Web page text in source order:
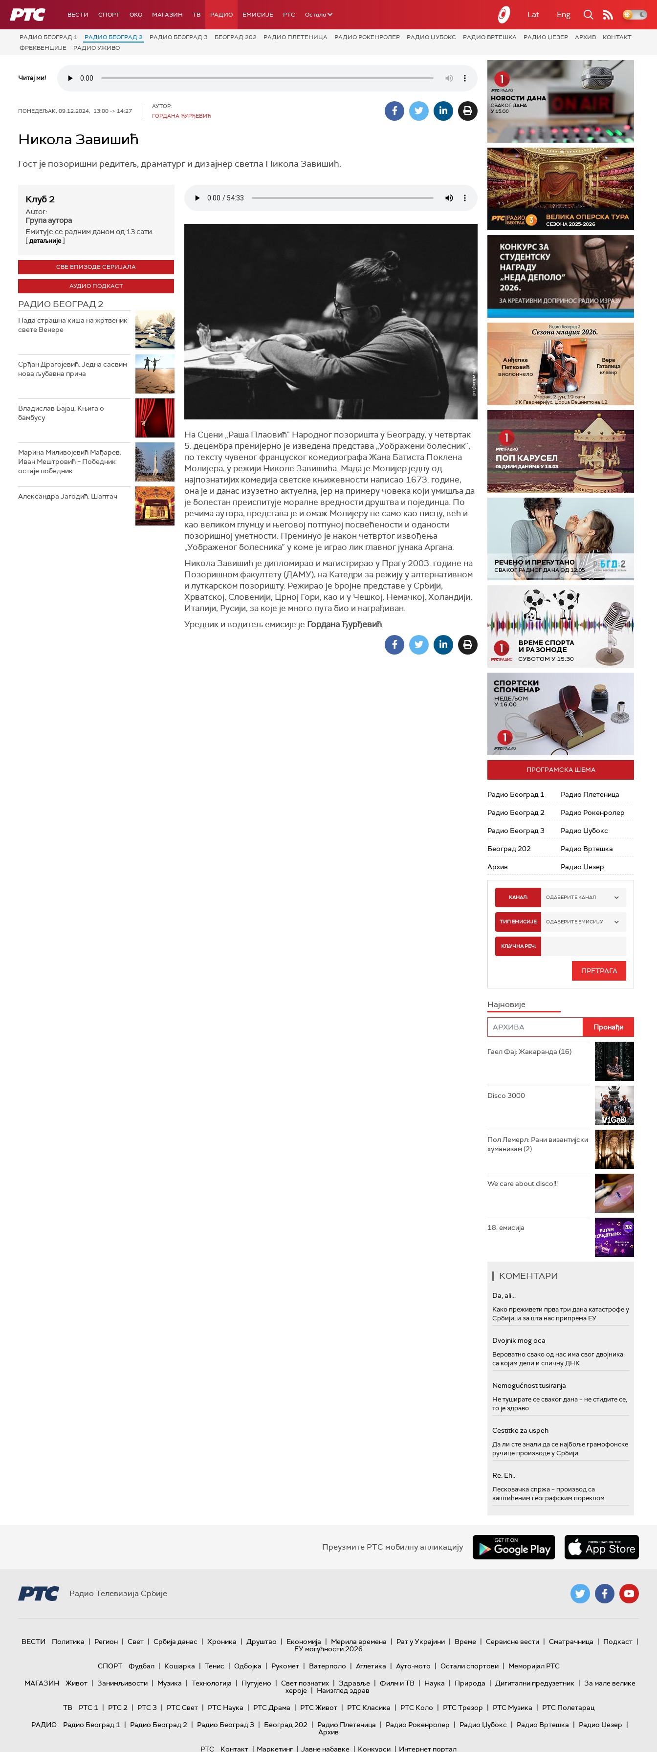
РТС ВЕСТИ СПОРТ OKO МАГАЗИН ТВ РАДИО ЕМИСИЈЕ РТС Остало Lat Eng
РАДИО БЕОГРАД 1 РАДИО БЕОГРАД 2 РАДИО БЕОГРАД 3 БЕОГРАД 202 РАДИО ПЛЕТЕНИЦА РАДИО РОКЕНРОЛЕР РАДИО ЏУБОКС РАДИО ВРТЕШКА РАДИО ЏЕЗЕР АРХИВ
КОНТАКТ
ФРЕКВЕНЦИЈЕ
РАДИО УЖИВО
Читај ми!
ПОНЕДЕЉАК, 09.12.2024, 13:00 -> 14:27
АУТОР:
ГОРДАНА ЂУРЂЕВИЋ
Никола Завишић
Гост је позоришни редитељ, драматург и дизајнер светла Никола Завишић.
Клуб 2
Autor:
Група аутора
Емитује се радним даном од 13 сати.
[детаљније]
СВЕ ЕПИЗОДЕ СЕРИЈАЛА
АУДИО ПОДКАСТ
РАДИО БЕОГРАД 2
Пада страшна киша на жртвеник
свете Венере
Срђан Драгојевић: Једна сасвим
нова љубавна прича
Владислав Бајац: Књига о
бамбусу
Марина Миливојевић Мађарев:
Иван Мештровић – Победник
остаје победник
Александра Јагодић: Шаптач
На Сцени „Раша Плаовић” Народног позоришта у Београду, у четвртак
5. децембра премијерно је изведена представа „Уображени болесник”,
по тексту чувеног француског комедиографа Жана Батиста Поклена
Молијера, у режији Николе Завишића. Мада је Молијер једну од
најпознатијих комедија светске књижевности написао 1673. године,
она је и данас изузетно актуелна, јер на примеру човека који умишља да
је болестан преиспитује моралне вредности друштва и појединца. По
речима аутора, представа је и омаж Молијеру не само као писцу, већ и
као великом глумцу и његовој потпуној посвећености и оданости
позоришној уметности. Преминуо је након четвртог извођења
„Уображеног болесника” у коме је играо лик главног јунака Аргана.
Никола Завишић је дипломирао и магистрирао у Прагу 2003. године на
Позоришном факултету (ДАМУ), на Катедри за режију у алтернативном
и луткарском позоришту. Режирао је бројне представе у Србији,
Хрватској, Словенији, Црној Гори, као и у Чешкој, Немачкој, Холандији,
Италији, Русији, за које је много пута био и награђиван.
Уредник и водитељ емисије је Гордана Ђурђевић.
ПРОГРАМСКА ШЕМА
Радио Београд 1
Радио Београд 2
Радио Београд 3
Београд 202
Архив
Радио Плетеница
Радио Рокенролер
Радио Џубокс
Радио Вртешка
Радио Џезер
КАНАЛ: ОДАБЕРИТЕ КАНАЛ
РАДИО БЕОГРАД 1
РАДИО БЕОГРАД 3
РАДИО РОКЕНРОЛЕР
РАДИО ЏУБОКС
РАДИО ВРТЕШКА
РАДИО ЏЕЗЕР
ТИП ЕМИСИЈЕ: ОДАБЕРИТЕ ЕМИСИЈУ
ИНФО
КЉУЧНА РЕЧ:
Најновије
Гаел Фај: Жакаранда (16)
Disco 3000
Пол Лемерл: Рани византијски
хуманизам (2)
We care about disco!!!
18. емисија
КОМЕНТАРИ
Da, ali...
Како преживети прва три дана катастрофе у
Србији, и за шта нас припрема ЕУ
Dvojnik mog oca
Вероватно свако од нас има свог двојника
са којим дели и сличну ДНК
Nemogućnost tusiranja
Не туширате се сваког дана – не стидите се,
то је здраво
Cestitke za uspeh
Да ли сте знали да се најбоље грамофонске
ручице производе у Србији
Re: Eh...
Лесковачка спржа – производ са
заштићеним географским пореклом
Преузмите РТС мобилну апликацију
Радио Телевизија Србије
ВЕСТИ Политика | Регион | Свет | Србија данас | Хроника | Друштво | Економија | Мерила времена | Рат у Украјини | Време | Сервисне вести | Сматрачница | Подкаст |
ЕУ могућности 2026
СПОРТ
Фудбал | Кошарка | Тенис | Одбојка | Рукомет | Ватерполо | Атлетика | Ауто-мото | Остали спортови | Меморијал РТС
МАГАЗИН
Живот | Занимљивости | Музика | Технологијa | Путујемо | Свет познатих | Здравље | Филм и ТВ | Наука | Природа | Дигитални предузетник | За мале велике
хероје | Наизглед здрав
ТВ
РТС 1 | РТС 2 | РТС 3 | РТС Свет | РТС Наука | РТС Драма | РТС Живот | РТС Класика | РТС Коло | РТС Трезор | РТС Музика | РТС Полетарац
РАДИО
Радио Београд 1 | Радио Београд 2 | Радио Београд 3 | Београд 202 | Радио Плетеница | Радио Рокенролер | Радио Џубокс | Радио Вртешка | Радио Џезер |
Архив
РТС
Контакт | Маркетинг | Јавне набавке | Конкурси | Интернет портал